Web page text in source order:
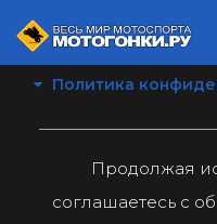
Политика
Продолжая
соглашаетесь с